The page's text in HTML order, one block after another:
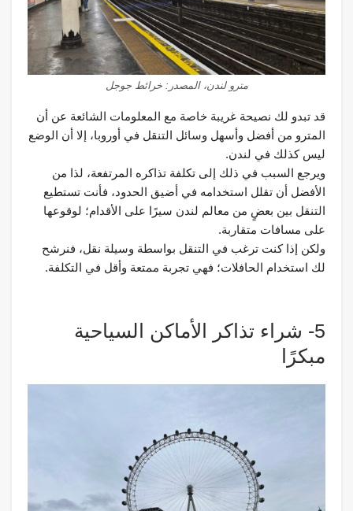
مترو لندن، المصدر: خرائط جوجل
قد تبدو لك نصيحة غريبة خاصة مع المعلومات الشائعة عن أن
المترو من أفضل وأسهل وسائل التنقل في أوروبا، إلا أن الوضع
ليس كذلك في لندن.
ويرجع السبب في ذلك إلى تكلفة تذاكره المرتفعة، لذا من
الأفضل أن تقلل استخدامه في أضيق الحدود، فأنت تستطيع
التنقل بين بعضٍ من معالم لندن سيرًا على الأقدام؛ لوقوعها
على مسافات متقاربة.
ولكن إذا كنت ترغب في التنقل بواسطة وسيلة نقل، فنرشح
لك استخدام الحافلات؛ فهي تجربة ممتعة وأقل في التكلفة.
5- شراء تذاكر الأماكن السياحية
مبكرًا